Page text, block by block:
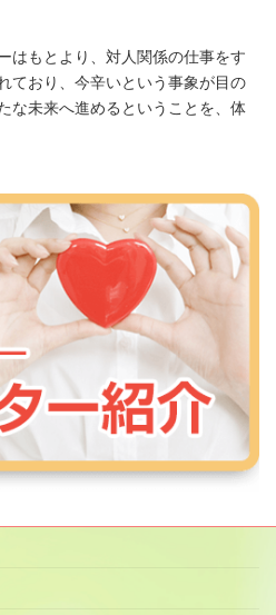
はもとより、対人関係の仕事をす
ており、今辛いという事象が目の
な未来へ進めるということを、体